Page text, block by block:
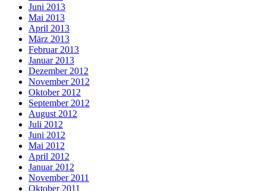
Juni 2013
Mai 2013
April 2013
März 2013
Februar 2013
Januar 2013
Dezember 2012
November 2012
Oktober 2012
September 2012
August 2012
Juli 2012
Juni 2012
Mai 2012
April 2012
Januar 2012
November 2011
Oktober 2011